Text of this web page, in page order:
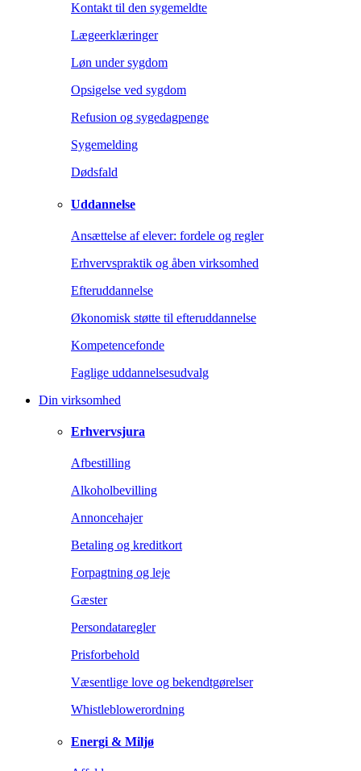
Kontakt til den sygemeldte
Lægeerklæringer
Løn under sygdom
Opsigelse ved sygdom
Refusion og sygedagpenge
Sygemelding
Dødsfald
Uddannelse
Ansættelse af elever: fordele og regler
Erhvervspraktik og åben virksomhed
Efteruddannelse
Økonomisk støtte til efteruddannelse
Kompetencefonde
Faglige uddannelsesudvalg
Din virksomhed
Erhvervsjura
Afbestilling
Alkoholbevilling
Annoncehajer
Betaling og kreditkort
Forpagtning og leje
Gæster
Persondataregler
Prisforbehold
Væsentlige love og bekendtgørelser
Whistleblowerordning
Energi & Miljø